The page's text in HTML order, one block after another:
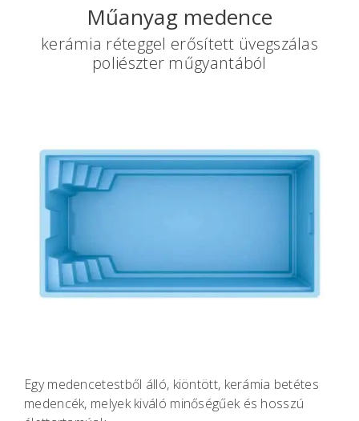
Műanyag medence
kerámia réteggel erősített üvegszálas
poliészter műgyantából
Egy medencetestből álló, kiöntött, kerámia betétes
medencék, melyek kiváló minőségűek és hosszú